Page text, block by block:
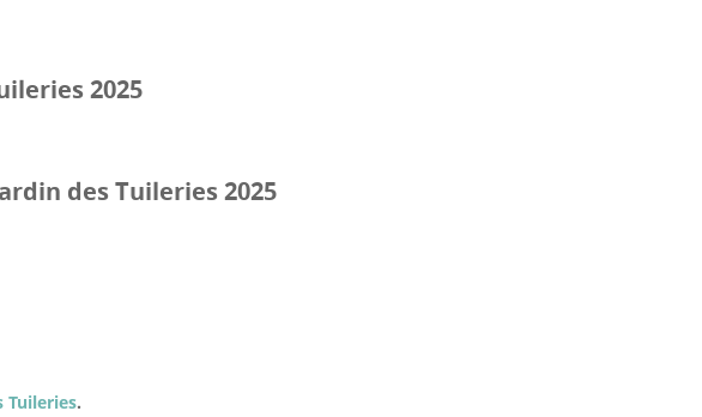
2025
des Tuileries 2025
Tuileries.